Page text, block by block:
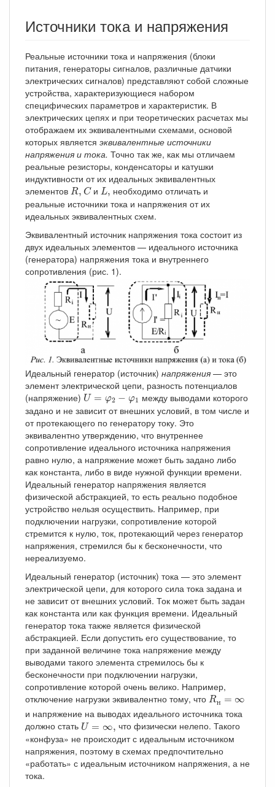
Источники тока и напряжения
Реальные источники тока и напряжения (блоки
питания, генераторы сигналов, различные датчики
электрических сигналов) представляют собой сложные
устройства, характеризующиеся набором
специфических параметров и характеристик. В
электрических цепях и при теоретических расчетах мы
отображаем их эквивалентными схемами, основой
которых является эквивалентные источники
напряжения и тока. Точно так же, как мы отличаем
реальные резисторы, конденсаторы и катушки
индуктивности от их идеальных эквивалентных
элементов R, C
R,C иL,
L , необходимо отличать и
реальные источники тока и напряжения от их
идеальных эквивалентных схем.
Эквивалентный источник напряжения тока состоит из
двух идеальных элементов — идеального источника
(генератора) напряжения тока и внутреннего
сопротивления (рис. 1).
Идеальный генератор (источник) напряжения — это
элемент электрической цепи, разность потенциалов
(напряжение) U = φ2 − φ1
U=φ2−φ1
между выводами которого
задано и не зависит от внешних условий, в том числе и
от протекающего по генератору току. Это
эквивалентно утверждению, что внутреннее
сопротивление идеального источника напряжения
равно нулю, а напряжение может быть задано либо
как константа, либо в виде нужной функции времени.
Идеальный генератор напряжения является
физической абстракцией, то есть реально подобное
устройство нельзя осуществить. Например, при
подключении нагрузки, сопротивление которой
стремится к нулю, ток, протекающий через генератор
напряжения, стремился бы к бесконечности, что
нереализуемо.
Идеальный генератор (источник) тока — это элемент
электрической цепи, для которого сила тока задана и
не зависит от внешних условий. Ток может быть задан
как константа или как функция времени. Идеальный
генератор тока также является физической
абстракцией. Если допустить его существование, то
при заданной величине тока напряжение между
выводами такого элемента стремилось бы к
бесконечности при подключении нагрузки,
сопротивление которой очень велико. Например,
отключение нагрузки эквивалентно тому, что Rн = ∞
Rн=∞
и напряжение на выводах идеального источника тока
должно стать U = ∞,
U=∞ ,
что физически нелепо. Такого
«конфуза» не происходит с идеальным источником
напряжения, поэтому в схемах предпочтительно
«работать» с идеальным источником напряжения, а не
тока.